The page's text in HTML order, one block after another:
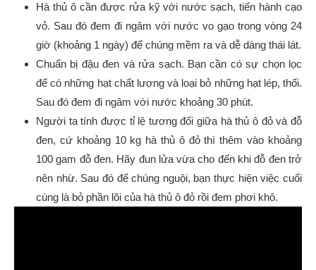
Hà thủ ô cần được rửa kỹ với nước sạch, tiến hành cạo
vỏ. Sau đó đem đi ngâm với nước vo gạo trong vòng 24
giờ (khoảng 1 ngày) để chúng mềm ra và dễ dàng thái lát.
Chuẩn bị đậu đen và rửa sạch. Bạn cần có sự chọn lọc
để có những hạt chất lượng và loại bỏ những hạt lép, thối.
Sau đó đem đi ngâm với nước khoảng 30 phút.
Người ta tính được tỉ lệ tương đối giữa hà thủ ô đỏ và đỗ
đen, cứ khoảng 10 kg hà thủ ô đỏ thì thêm vào khoảng
100 gam đỗ đen. Hãy đun lửa vừa cho đến khi đỗ đen trở
nên nhừ. Sau đó để chúng nguội, bạn thực hiện việc cuối
cùng là bỏ phần lõi của hà thủ ô đỏ rồi đem phơi khô.